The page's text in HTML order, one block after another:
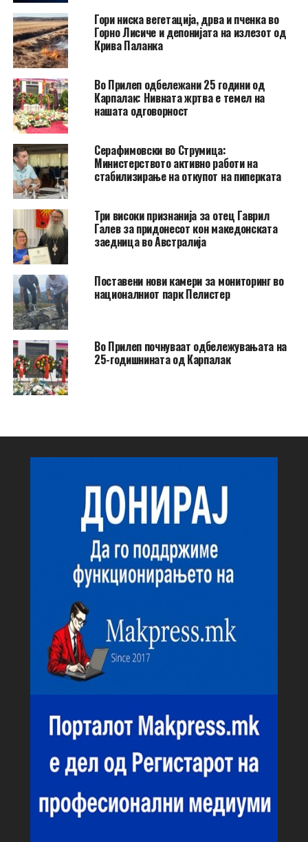
Гори ниска вегетација, дрва и пченка во
Горно Лисиче и депонијата на излезот од
Крива Паланка
Во Прилеп одбележани 25 години од
Карпалак: Нивната жртва е темел на
нашата одговорност
Серафимовски во Струмица:
Министерството активно работи на
стабилизирање на откупот на пиперката
Три високи признанија за отец Гаврил
Галев за придонесот кон македонската
заедница во Австралија
Поставени нови камери за мониторинг во
националниот парк Пелистер
Во Прилеп почнуваат одбележувањата на
25-годишнината од Карпалак